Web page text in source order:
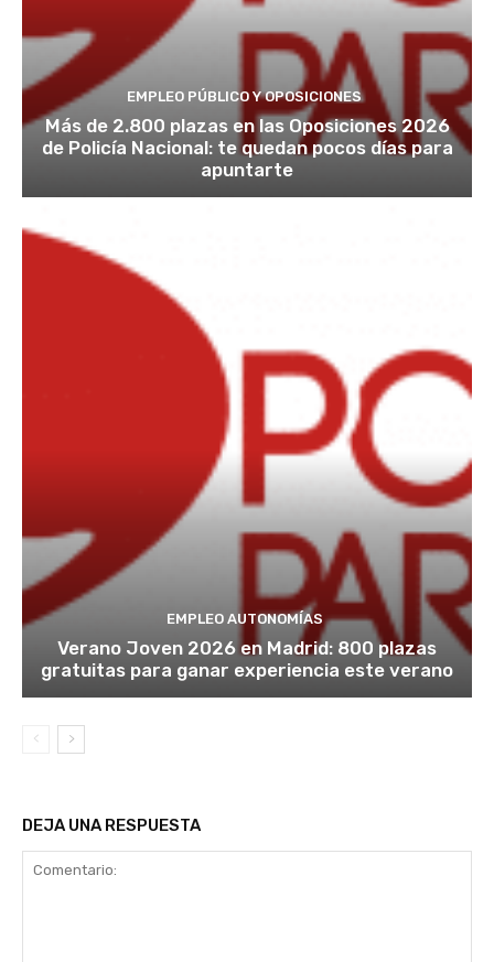
EMPLEO PÚBLICO Y OPOSICIONES
Más de 2.800 plazas en las Oposiciones 2026
de Policía Nacional: te quedan pocos días para
apuntarte
EMPLEO AUTONOMÍAS
Verano Joven 2026 en Madrid: 800 plazas
gratuitas para ganar experiencia este verano
DEJA UNA RESPUESTA